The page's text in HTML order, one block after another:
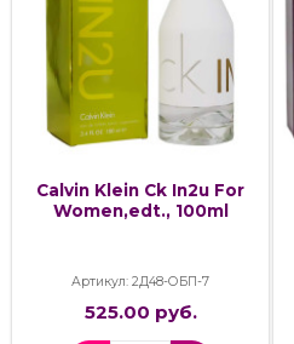
Calvin Klein Ck In2u For
Women,edt., 100ml
Артикул: 2Д48-ОБП-7
525.00 руб.